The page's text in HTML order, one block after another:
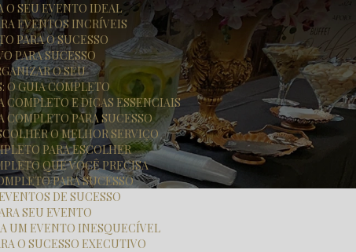
O SEU EVENTO IDEAL
EVENTOS INCRÍVEIS
PARA O SUCESSO
PARA SUCESSO
O SEU
O GUIA COMPLETO
COMPLETO E DICAS ESSENCIAIS
COMPLETO PARA SUCESSO
O MELHOR SERVIÇO
PARA ESCOLHER
QUE VOCÊ PRECISA
PARA SUCESSO
DE SUCESSO
SEU EVENTO
UM EVENTO INESQUECÍVEL
O SUCESSO EXECUTIVO